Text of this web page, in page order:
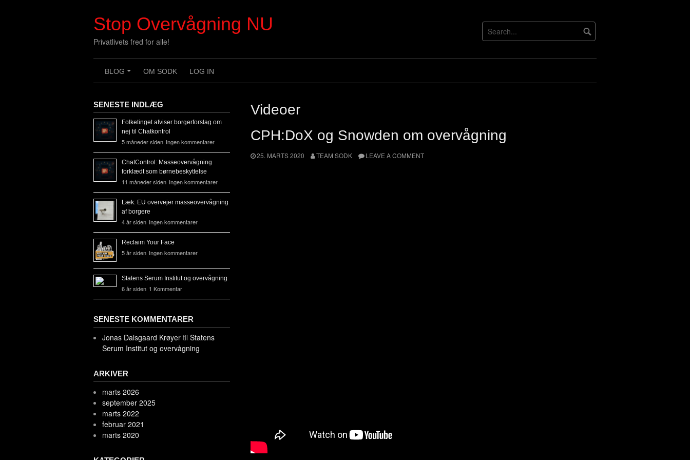
Stop Overvågning NU
Privatlivets fred for alle!
+
BLOG OM SODK LOG IN
Videoer
CPH:DoX og Snowden om overvågning
25. MARTS 2020 TEAM SODK LEAVE A COMMENT
SENESTE INDLÆG
Folketinget afviser borgerforslag om
nej til Chatkontrol
5 måneder siden Ingen kommentarer
ChatControl: Masseovervågning
forklædt som børnebeskyttelse
11 måneder siden Ingen kommentarer
Læk: EU overvejer masseovervågning
af borgere
4 år siden Ingen kommentarer
Reclaim Your Face
5 år siden Ingen kommentarer
Statens Serum Institut og overvågning
6 år siden 1 Kommentar
SENESTE KOMMENTARER
Jonas Dalsgaard Krøyertil Statens
Serum Institut og overvågning
ARKIVER
marts 2026
september 2025
marts 2022
februar 2021
marts 2020